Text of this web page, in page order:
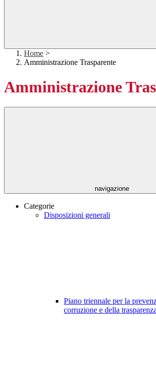
Home >
Amministrazione Trasparente
Amministrazione
navigazione
Categorie
Disposizioni generali
Piano triennale per la
corruzione e della trasparenza